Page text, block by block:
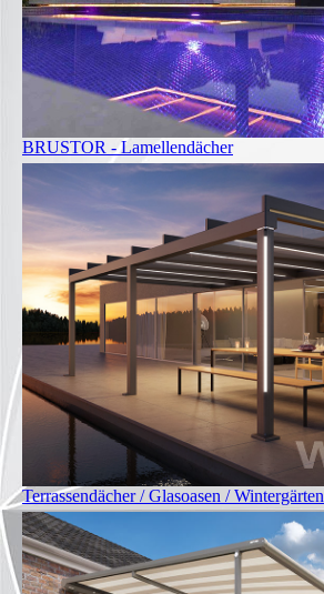
BRUSTOR - Lamellendächer
Terrassendächer / Glasoasen / Wintergärten